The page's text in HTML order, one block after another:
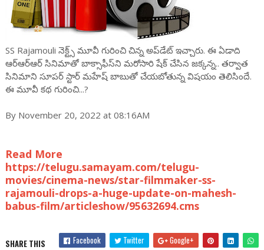
SS Rajamouli నెక్ట్స్ మూవీ గురించి చిన్న అప్‌డేట్ ఇచ్చారు. ఈ ఏడాది
ఆర్ఆర్ఆర్ సినిమాతో బాక్సాఫీస్‌ని మరోసారి షేక్ చేసిన జక్కన్న.. తర్వాత
సినిమాని సూపర్ స్టార్ మహేష్ బాబుతో చేయబోతున్న విషయం తెలిసిందే.
ఈ మూవీ కథ గురించి...?
By November 20, 2022 at 08:16AM
Read More
https://telugu.samayam.com/telugu-
movies/cinema-news/star-filmmaker-ss-
rajamouli-drops-a-huge-update-on-mahesh-
babus-film/articleshow/95632694.cms
SHARE THIS Facebook Twitter Google+